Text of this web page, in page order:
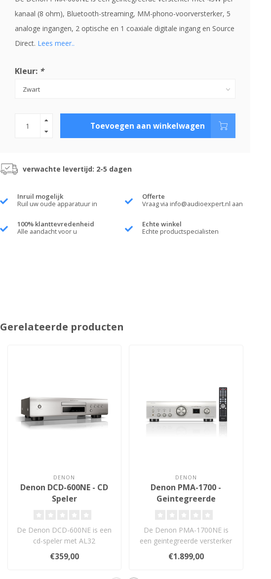
kanaal (8 ohm), Bluetooth-streaming, MM-phono-voorversterker, 5
analoge ingangen, 2 optische en 1 coaxiale digitale ingang en Source
Direct. Lees meer..
Kleur: *
Toevoegen aan winkelwagen
verwachte levertijd: 2-5 dagen
Inruil mogelijk
Ruil uw oude apparatuur in
Offerte
Vraag via info@audioexpert.nl aan
100% klanttevredenheid
Alle aandacht voor u
Echte winkel
Echte productspecialisten
Gerelateerde producten
DENON
Denon DCD-600NE - CD
Speler
De Denon DCD-600NE is een
cd-speler met AL32
Processing, Burr Brown
192kHz/32-bi..
€359,00
DENON
Denon PMA-1700 -
Geintegreerde
De Denon PMA-1700NE is
een geintegreerde versterker
met 70W per kanaal (8 ohm), ..
€1.899,00